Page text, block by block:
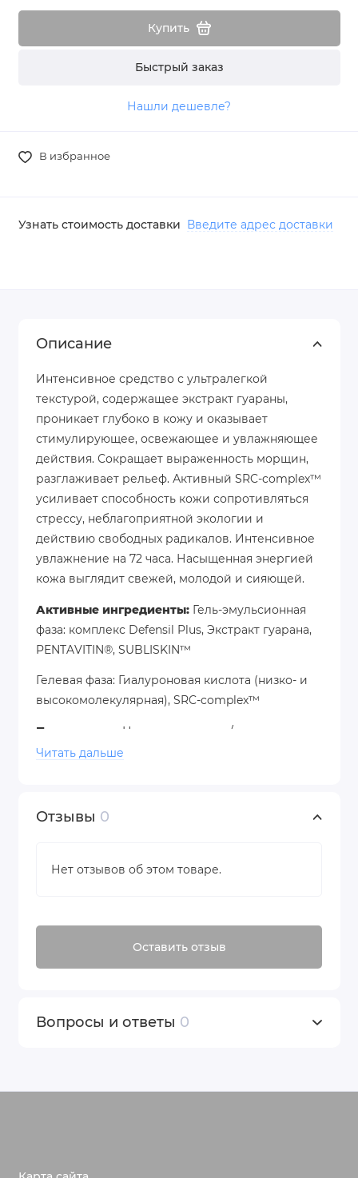
Купить
Быстрый заказ
Нашли дешевле?
В избранное
Узнать стоимость доставки Введите адрес доставки
Описание
Интенсивное средство с ультралегкой
текстурой, содержащее экстракт гуараны,
проникает глубоко в кожу и оказывает
стимулирующее, освежающее и увлажняющее
действия. Сокращает выраженность морщин,
разглаживает рельеф. Активный SRC-complex™
усиливает способность кожи сопротивляться
стрессу, неблагоприятной экологии и
действию свободных радикалов. Интенсивное
увлажнение на 72 часа. Насыщенная энергией
кожа выглядит свежей, молодой и сияющей.
Активные ингредиенты: Гель-эмульсионная
фаза: комплекс Defensil Plus, Экстракт гуарана,
PENTAVITIN®, SUBLISKIN™
Гелевая фаза: Гиалуроновая кислота (низко- и
высокомолекулярная), SRC-complex™
Применение: Наносить утром и/или вечером
на кожу лица и шеи после очищения или
равномерно распределите по коже легкими
Производство: Швейцария
Читать дальше
Отзывы 0
Нет отзывов об этом товаре.
Оставить отзыв
Вопросы и ответы 0